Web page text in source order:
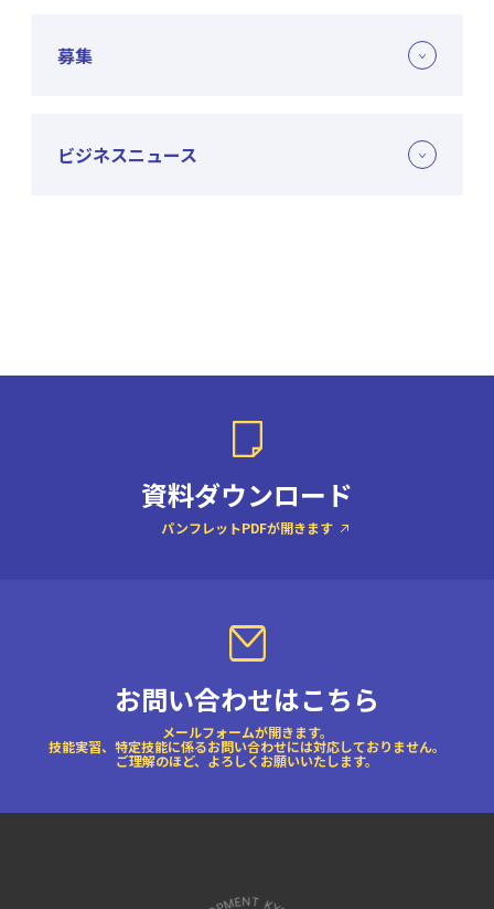
募集
ビジネスニュース
資料ダウンロード
パンフレットPDFが開きます
お問い合わせはこちら
メールフォームが開きます。
技能実習、特定技能に係るお問い合わせには対応しておりません。
ご理解のほど、よろしくお願いいたします。